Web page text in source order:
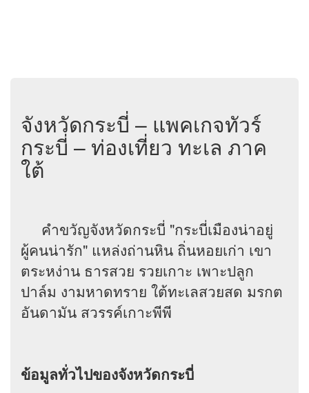
จังหวัดกระบี่ – แพคเกจทัวร์
กระบี่ – ท่องเที่ยว ทะเล ภาค
ใต้
คำขวัญจังหวัดกระบี่ "กระบี่เมืองน่าอยู่
ผู้คนน่ารัก" แหล่งถ่านหิน ถิ่นหอยเก่า เขา
ตระหง่าน ธารสวย รวยเกาะ เพาะปลูก
ปาล์ม งามหาดทราย ใต้ทะเลสวยสด มรกต
อันดามัน สวรรค์เกาะพีพี
ข้อมูลทั่วไปของจังหวัดกระบี่